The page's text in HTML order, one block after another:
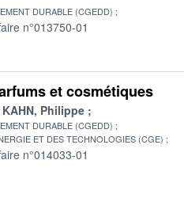
DURABLE (CGEDD)
n°013750-01
et cosmétiques
KAHN, Philippe
DURABLE (CGEDD)
ET DES TECHNOLOGIES (CGE)
n°014033-01